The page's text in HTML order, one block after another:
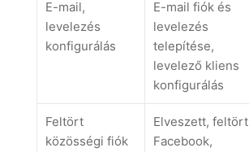
E-mail,
levelezés
konfigurálás
E-mail fiók és
levelezés
telepítése,
levelező kliens
konfigurálás
Feltört
közösségi fiók
Elveszett, feltört
Facebook,